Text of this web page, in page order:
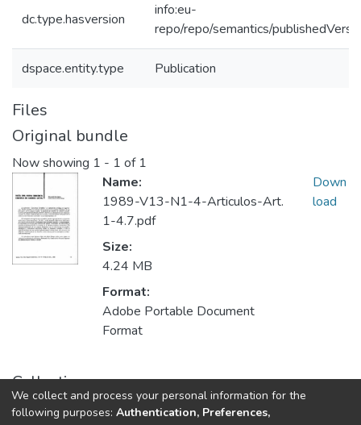
dc.type.hasversion
info:eu-
repo/repo/semantics/
dspace.entity.type Publication
Files
Original bundle
Now showing 1 - 1 of 1
Name:
1989-V13-N1-4-Articulos-Art.
1-4.7.pdf
Size:
4.24 MB
Format:
Adobe Portable Document
Format
Down
load
Collections
Publicaciones seriadas de Minciencias
We collect and process your personal information for the
following purposes: Authentication, Preferences,